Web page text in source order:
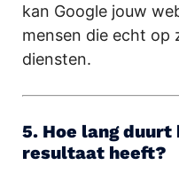
kan Google jouw
mensen die echt op
diensten.
5. Hoe lang duurt
resultaat heeft?